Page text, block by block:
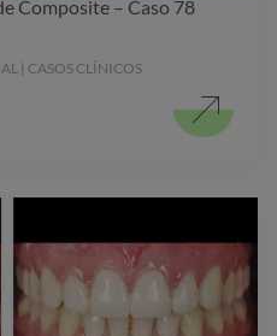
Composite – Caso 78
| CASOS CLÍNICOS